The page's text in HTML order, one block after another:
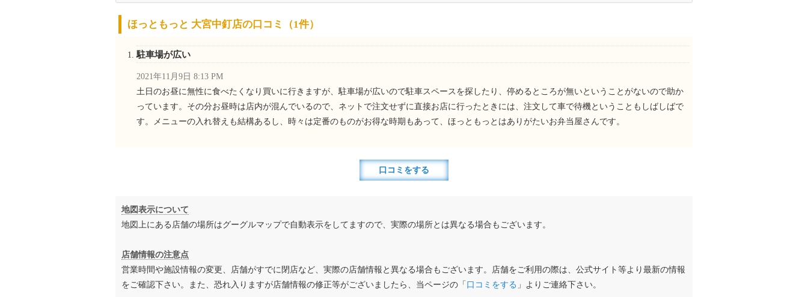
ほっともっと 大宮中釘店の口コミ（1件）
駐車場が広い
2021年11月9日 8:13 PM
土日のお昼に無性に食べたくなり買いに行きますが、駐車場が広いので駐車スペースを探したり、停めるところが無いということがないので助か
っています。その分お昼時は店内が混んでいるので、ネットで注文せずに直接お店に行ったときには、注文して車で待機ということもしばしばで
す。メニューの入れ替えも結構あるし、時々は定番のものがお得な時期もあって、ほっともっとはありがたいお弁当屋さんです。
口コミをする
地図表示について
地図上にある店舗の場所はグーグルマップで自動表示をしてますので、実際の場所とは異なる場合もございます。
店舗情報の注意点
営業時間や施設情報の変更、店舗がすでに閉店など、実際の店舗情報と異なる場合もございます。店舗をご利用の際は、公式サイト等より最新の情報
をご確認下さい。また、恐れ入りますが店舗情報の修正等がございましたら、当ページの「 口コミをする 」よりご連絡下さい。